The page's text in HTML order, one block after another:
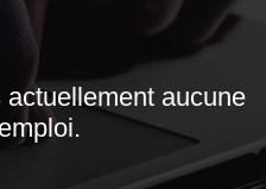
actuellement aucune